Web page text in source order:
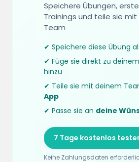
Speichere Übungen,
Trainings und teile sie
Team
✔ Speichere diese Übung
✔ Füge sie direkt zu deinem
hinzu
✔ Teile sie mit deinem
App
✔ Passe sie an deine
7 Tage kostenlos
Keine Zahlungsdaten